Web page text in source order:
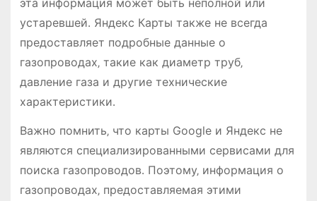
эта информация может быть неполной или
устаревшей․ Яндекс Карты также не всегда
предоставляет подробные данные о
газопроводах‚ такие как диаметр труб‚
давление газа и другие технические
характеристики․
Важно помнить‚ что карты Google и Яндекс не
являются специализированными сервисами для
поиска газопроводов․ Поэтому‚ информация о
газопроводах‚ предоставляемая этими